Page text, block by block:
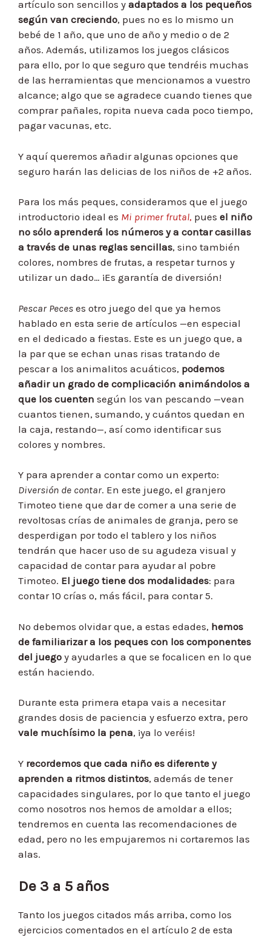
artículo son sencillos y adaptados a los pequeños
según van creciendo, pues no es lo mismo un
bebé de 1 año, que uno de año y medio o de 2
años. Además, utilizamos los juegos clásicos
para ello, por lo que seguro que tendréis muchas
de las herramientas que mencionamos a vuestro
alcance; algo que se agradece cuando tienes que
comprar pañales, ropita nueva cada poco tiempo,
pagar vacunas, etc.
Y aquí queremos añadir algunas opciones que
seguro harán las delicias de los niños de +2 años.
Para los más peques, consideramos que el juego
introductorio ideal es Mi primer frutal, pues el niño
no sólo aprenderá los números y a contar casillas
a través de unas reglas sencillas, sino también
colores, nombres de frutas, a respetar turnos y
utilizar un dado… ¡Es garantía de diversión!
Pescar Peces es otro juego del que ya hemos
hablado en esta serie de artículos —en especial
en el dedicado a fiestas. Este es un juego que, a
la par que se echan unas risas tratando de
pescar a los animalitos acuáticos, podemos
añadir un grado de complicación animándolos a
que los cuenten según los van pescando —vean
cuantos tienen, sumando, y cuántos quedan en
la caja, restando—, así como identificar sus
colores y nombres.
Y para aprender a contar como un experto:
Diversión de contar. En este juego, el granjero
Timoteo tiene que dar de comer a una serie de
revoltosas crías de animales de granja, pero se
desperdigan por todo el tablero y los niños
tendrán que hacer uso de su agudeza visual y
capacidad de contar para ayudar al pobre
Timoteo. El juego tiene dos modalidades: para
contar 10 crías o, más fácil, para contar 5.
No debemos olvidar que, a estas edades, hemos
de familiarizar a los peques con los componentes
del juego y ayudarles a que se focalicen en lo que
están haciendo.
Durante esta primera etapa vais a necesitar
grandes dosis de paciencia y esfuerzo extra, pero
vale muchísimo la pena, ¡ya lo veréis!
Y recordemos que cada niño es diferente y
aprenden a ritmos distintos, además de tener
capacidades singulares, por lo que tanto el juego
como nosotros nos hemos de amoldar a ellos;
tendremos en cuenta las recomendaciones de
edad, pero no les empujaremos ni cortaremos las
alas.
De 3 a 5 años
Tanto los juegos citados más arriba, como los
ejercicios comentados en el artículo 2 de esta